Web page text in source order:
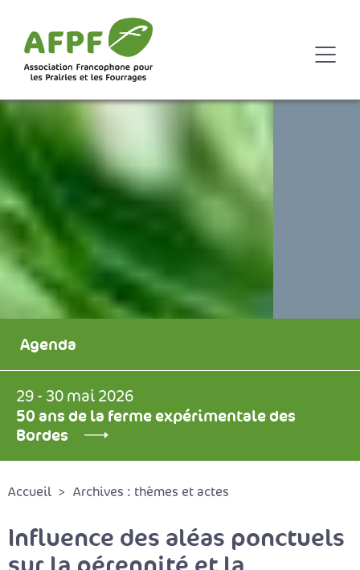
Agenda
29 - 30 mai 2026
50 ans de la ferme expérimentale des
Bordes
Accueil Archives : thèmes et actes
Influence des aléas ponctuels